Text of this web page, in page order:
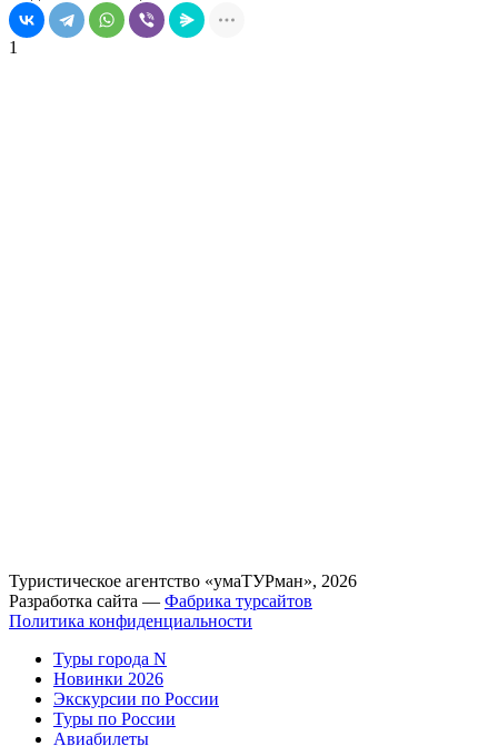
1
Туристическое агентство «умаТУРман», 2026
Разработка сайта — Фабрика турсайтов
Политика конфиденциальности
Туры города N
Новинки 2026
Экскурсии по России
Туры по России
Авиабилеты